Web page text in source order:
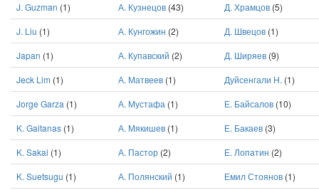
J. Guzman (1) А. Кузнецов (43) Д. Храмцов (5)
J. Liu (1) А. Кунгожин (2) Д. Швецов (1)
Japan (1) А. Купавский (2) Д. Ширяев (9)
Jeck Lim (1) А. Матвеев (1) Дуйсенгали Н. (1)
Jorge Garza (1) А. Мустафа (1) Е. Байсалов (10)
K. Gaitanas (1) А. Мякишев (1) Е. Бакаев (3)
K. Sakai (1) А. Пастор (2) Е. Лопатин (2)
K. Suetsugu (1) А. Полянский (1) Емил Стоянов (1)